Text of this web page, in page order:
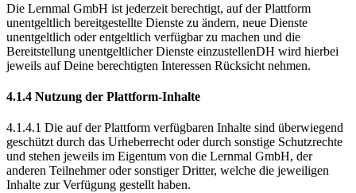
Die Lernmal GmbH ist jederzeit berechtigt, auf der Plattform
unentgeltlich bereitgestellte Dienste zu ändern, neue Dienste
unentgeltlich oder entgeltlich verfügbar zu machen und die
Bereitstellung unentgeltlicher Dienste einzustellenDH wird hierbei
jeweils auf Deine berechtigten Interessen Rücksicht nehmen.
4.1.4 Nutzung der Plattform-Inhalte
4.1.4.1 Die auf der Plattform verfügbaren Inhalte sind überwiegend
geschützt durch das Urheberrecht oder durch sonstige Schutzrechte
und stehen jeweils im Eigentum von die Lernmal GmbH, der
anderen Teilnehmer oder sonstiger Dritter, welche die jeweiligen
Inhalte zur Verfügung gestellt haben.